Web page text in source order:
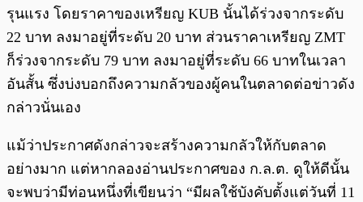
รุนแรง โดยราคาของเหรียญ KUB นั้นได้ร่วงจากระดับ
22 บาท ลงมาอยู่ที่ระดับ 20 บาท ส่วนราคาเหรียญ ZMT
ก็ร่วงจากระดับ 79 บาท ลงมาอยู่ที่ระดับ 66 บาทในเวลา
อันสั้น ซึ่งบ่งบอกถึงความกลัวของผู้คนในตลาดต่อข่าวดัง
กล่าวนั่นเอง
แม้ว่าประกาศดังกล่าวจะสร้างความกลัวให้กับตลาด
อย่างมาก แต่หากลองอ่านประกาศของ ก.ล.ต. ดูให้ดีนั้น
จะพบว่ามีท่อนหนึ่งที่เขียนว่า “มีผลใช้บังคับตั้งแต่วันที่ 11